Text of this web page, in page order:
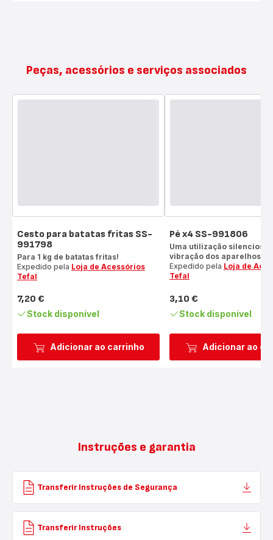
Peças, acessórios e serviços associados
Adicionar ao carrinho
Cesto para batatas fritas SS-
991798
Para 1 kg de batatas fritas!
Expedido pela Loja de Acessórios
Tefal
Preço
7,20 €
Stock disponível
Adicionar ao
Pé x4 SS-991806
Uma utilização silenciosa
vibração dos aparelhos!
Expedido pela Loja de
Tefal
Preço
3,10 €
Stock disponível
Instruções e garantia
Transferir Instruções de Segurança
Transferir Instruções